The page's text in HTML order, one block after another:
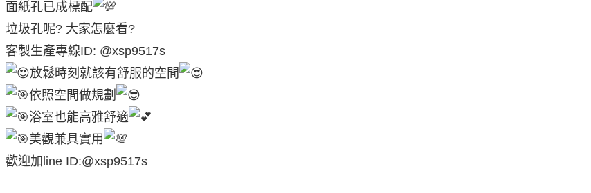
面紙孔已成標配
垃圾孔呢? 大家怎麼看?
客製生產專線ID: @xsp9517s
放鬆時刻就該有舒服的空間
依照空間做規劃
浴室也能高雅舒適
美觀兼具實用
歡迎加line ID:@xsp9517s